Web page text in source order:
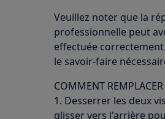
Veuillez noter que la
professionnelle peut
effectuée
le savoir-faire
COMMENT
1. Desserrer les deux
glisser vers l'arrière